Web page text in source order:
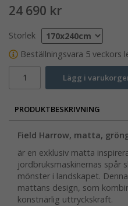
24 690 kr
Storlek
Beställningsvara 5 veckors
Lägg i
PRODUKTBESKRIVNING
Field Harrow, matta,
är en exklusiv matta
jordbruksmaskinernas spår
mönster i landskapet.
mattans design, som
konstnärlig uttryckskraft.